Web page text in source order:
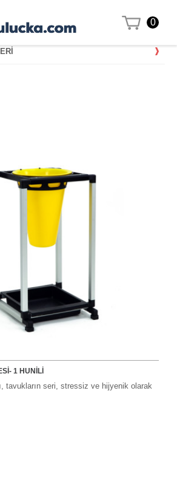
0
1 HUNILI
tavukların seri, stressiz ve hijyenik olarak